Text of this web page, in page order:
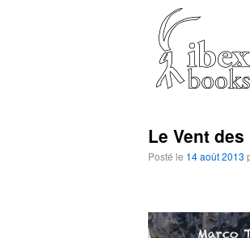
Le Vent
Posté le 14 août 2013